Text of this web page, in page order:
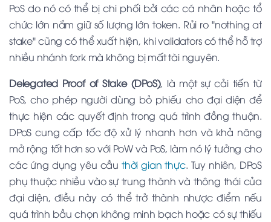
PoS do nó có thể bị chi phối bởi các cá nhân hoặc tổ
chức lớn nắm giữ số lượng lớn token. Rủi ro "nothing at
stake" cũng có thể xuất hiện, khi validators có thể hỗ trợ
nhiều nhánh fork mà không bị mất tài nguyên.
Delegated Proof of Stake (DPoS), là một sự cải tiến từ
PoS, cho phép người dùng bỏ phiếu cho đại diện để
thực hiện các quyết định trong quá trình đồng thuận.
DPoS cung cấp tốc độ xử lý nhanh hơn và khả năng
mở rộng tốt hơn so với PoW và PoS, làm nó lý tưởng cho
các ứng dụng yêu cầu thời gian thực. Tuy nhiên, DPoS
phụ thuộc nhiều vào sự trung thành và thông thái của
đại diện, điều này có thể trở thành nhược điểm nếu
quá trình bầu chọn không minh bạch hoặc có sự thiếu